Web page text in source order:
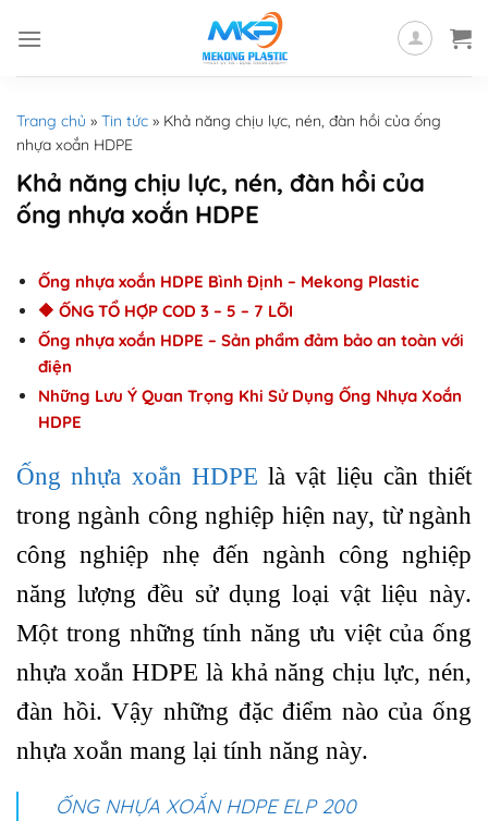
Trang chủ » Tin tức » Khả năng chịu lực, nén, đàn hồi của ống
nhựa xoắn HDPE
Khả năng chịu lực, nén, đàn hồi của
ống nhựa xoắn HDPE
Ống nhựa xoắn HDPE Bình Định – Mekong Plastic
🔶 ỐNG TỔ HỢP COD 3 – 5 – 7 LÕI
Ống nhựa xoắn HDPE – Sản phẩm đảm bảo an toàn với
điện
Những Lưu Ý Quan Trọng Khi Sử Dụng Ống Nhựa Xoắn
HDPE
Ống nhựa xoắn HDPE là vật liệu cần thiết
trong ngành công nghiệp hiện nay, từ ngành
công nghiệp nhẹ đến ngành công nghiệp
năng lượng đều sử dụng loại vật liệu này.
Một trong những tính năng ưu việt của ống
nhựa xoắn HDPE là khả năng chịu lực, nén,
đàn hồi. Vậy những đặc điểm nào của ống
nhựa xoắn mang lại tính năng này.
ỐNG NHỰA XOẮN HDPE ELP 200